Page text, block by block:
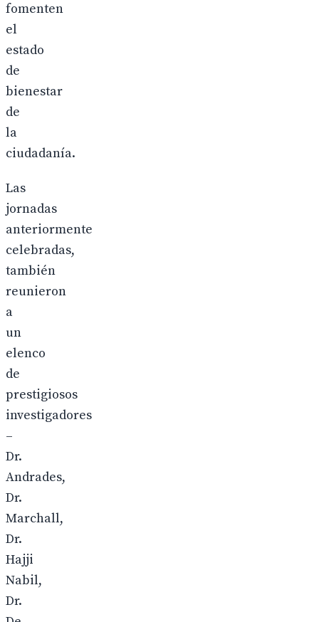
fomenten
el
estado
de
bienestar
de
la
ciudadanía.
Las
jornadas
anteriormente
celebradas,
también
reunieron
a
un
elenco
de
prestigiosos
investigadores
–
Dr.
Andrades,
Dr.
Marchall,
Dr.
Hajji
Nabil,
Dr.